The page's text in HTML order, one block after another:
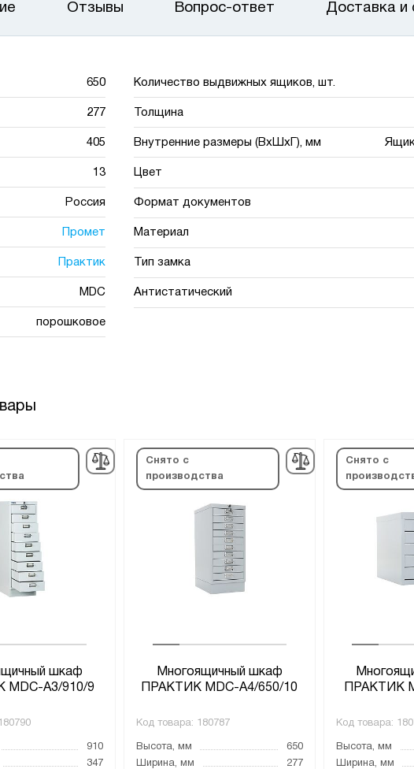
650
277
405
13
Россия
Промет
Практик
MDC
порошковое
Количество выдвижных ящиков, шт.
Толщина
Внутренние размеры (ВхШхГ), мм
Цвет
Формат документов
Материал
Тип замка
Антистатический
Отзывы Вопрос-ответ Доставка и
шкаф
MDC-A3/910/9
910
347
Снято с
производства
Многоящичный шкаф
ПРАКТИК MDC-A4/650/10
Код товара: 180787
Высота, мм
650
Ширина, мм
277
Снято с
ПРАКТИК
Код товара:
Высота, мм
Ширина, мм